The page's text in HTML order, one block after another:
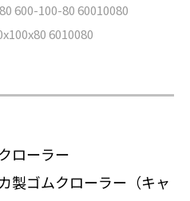
600-100-80 60010080
6010080
ローラー
製ゴムクローラー（キャ